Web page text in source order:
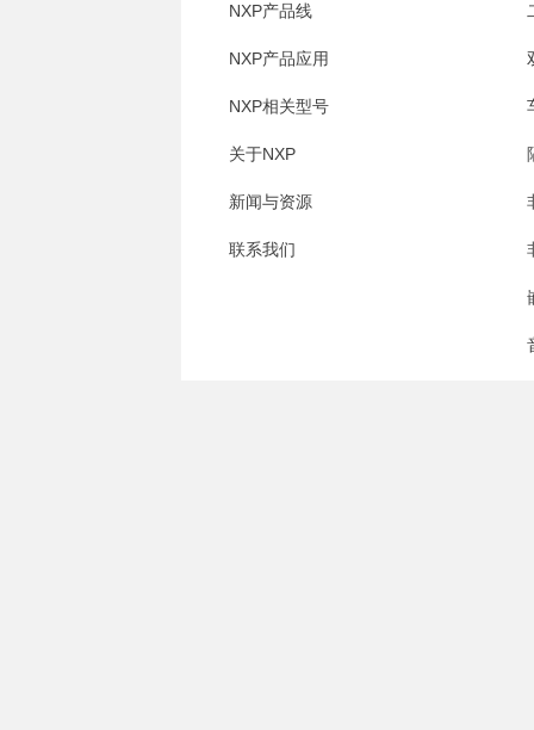
NXP产品线
NXP产品应用
NXP相关型号
关于NXP
新闻与资源
联系我们